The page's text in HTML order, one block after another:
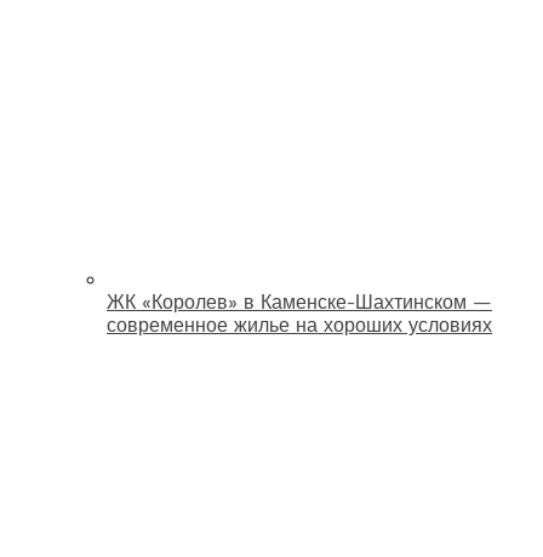
ЖК «Королев» в Каменске-Шахтинском —
современное жилье на хороших условиях